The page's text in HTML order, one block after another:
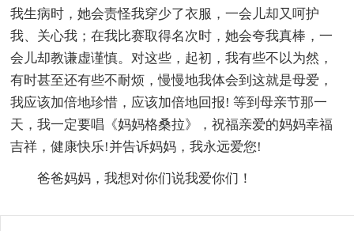
我生病时，她会责怪我穿少了衣服，一会儿却又呵护
我、关心我；在我比赛取得名次时，她会夸我真棒，一
会儿却教谦虚谨慎。对这些，起初，我有些不以为然，
有时甚至还有些不耐烦，慢慢地我体会到这就是母爱，
我应该加倍地珍惜，应该加倍地回报! 等到母亲节那一
天，我一定要唱《妈妈格桑拉》，祝福亲爱的妈妈幸福
吉祥，健康快乐!并告诉妈妈，我永远爱您!
爸爸妈妈，我想对你们说我爱你们！